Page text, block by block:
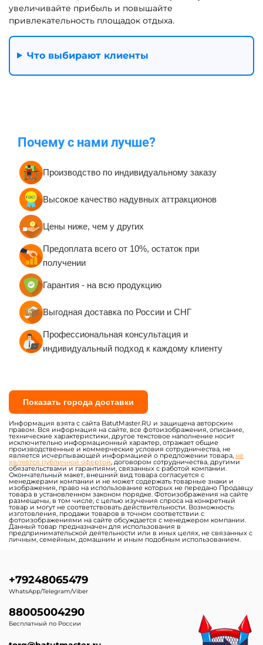
Батуты-комплексы для
бизнеса
Батуты-горки для бизнеса
Надувные батуты с
горками для бизнеса
Маленькие батуты для
Средние батуты от 20 до
100 кв. м.
Большие батуты для
бизнеса от 100 кв. м.
Надувные корабли для